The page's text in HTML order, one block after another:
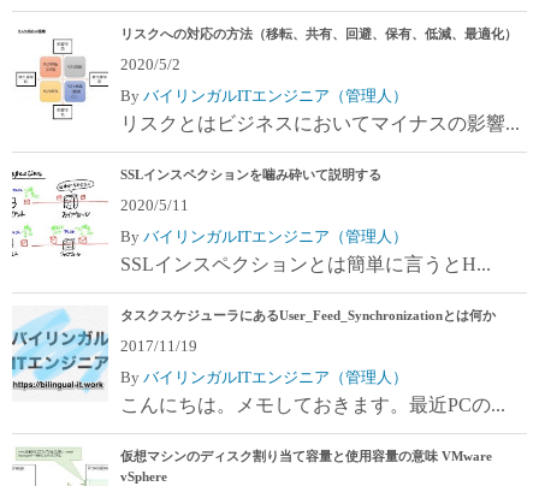
リスクへの対応の方法（移転、共有、回避、保有、低減、最適化）
2020/5/2
By バイリンガルITエンジニア（管理人）
リスクとはビジネスにおいてマイナスの影響...
SSLインスペクションを噛み砕いて説明する
2020/5/11
By バイリンガルITエンジニア（管理人）
SSLインスペクションとは簡単に言うとH...
タスクスケジューラにあるUser_Feed_Synchronizationとは何か
2017/11/19
By バイリンガルITエンジニア（管理人）
こんにちは。メモしておきます。最近PCの...
仮想マシンのディスク割り当て容量と使用容量の意味 VMware
vSphere